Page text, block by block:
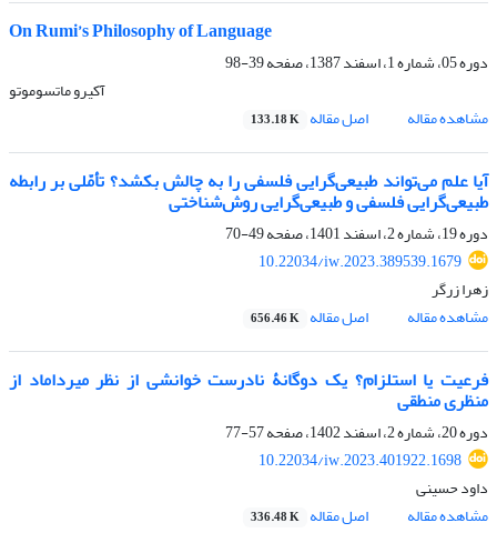
On Rumi’s Philosophy of Language
دوره 05، شماره 1، اسفند 1387، صفحه
39-98
آکیرو ماتسوموتو
مشاهده مقاله
اصل مقاله 133.18 K
آیا علم می‌تواند ‌طبیعی‌گرایی فلسفی را به چالش بکشد؟ تأمّلی بر رابطه
‌طبیعی‌گرایی فلسفی و طبیعی‌گرایی روش‌شناختی
دوره 19، شماره 2، اسفند 1401، صفحه
49-70
10.22034/iw.2023.389539.1679
زهرا زرگر
مشاهده مقاله
اصل مقاله 656.46 K
فرعیت یا استلزام؟ یک دوگانۀ نادرست خوانشی از نظر میرداماد از
منظری منطقی
دوره 20، شماره 2، اسفند 1402، صفحه
57-77
10.22034/iw.2023.401922.1698
داود حسینی
مشاهده مقاله
اصل مقاله 336.48 K